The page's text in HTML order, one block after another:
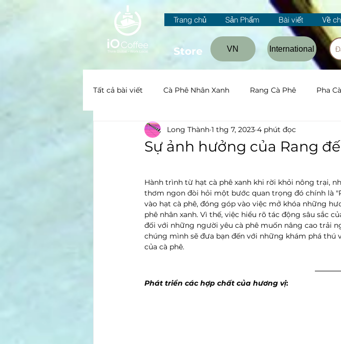
Trang chủ Sản Phẩm Bài viết Về
Store VN International
Tất cả bài viết Cà Phê Nhân Xanh Rang Cà Phê Pha
Canh tác và Sơ chế All
Sự ảnh hưởng của Rang
Long Thành 1 thg 7, 2023 4 phút đọc
Hành trình từ hạt cà phê xanh khi rời khỏi nông trại,
thơm ngon đòi hỏi một bước quan trọng đó chính là
vào hạt cà phê, đóng góp vào việc mở khóa những
phê nhân xanh. Vì thế, việc hiểu rõ tác động sâu sắc
đối với những người yêu cà phê muốn nâng cao trải
chúng mình sẽ đưa bạn đến với những khám phá
của cà phê.
Phát triển các hợp chất của hương vị: